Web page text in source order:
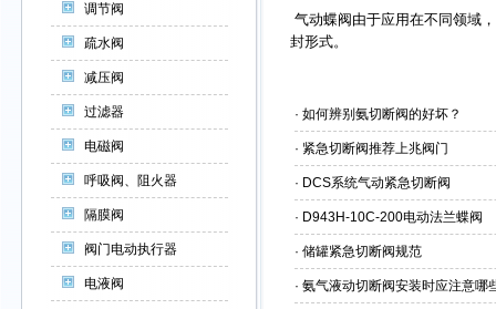
调节阀
疏水阀
减压阀
过滤器
电磁阀
呼吸阀、阻火器
隔膜阀
阀门电动执行器
电液阀
气动蝶阀由于应用在不同领域
封形式。
· 如何辨别氨切断阀的好坏？
· 紧急切断阀推荐上兆阀门
· DCS系统气动紧急切断阀
· D943H-10C-200电动法兰蝶阀
· 储罐紧急切断阀规范
· 氨气液动切断阀安装时应注意哪